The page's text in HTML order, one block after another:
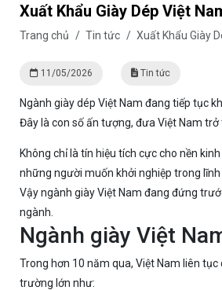
Xuất Khẩu Giày Dép Việt
Trang chủ / Tin tức / Xuất Khẩu Giày
11/05/2026 Tin tức
Ngành giày dép Việt Nam đang tiếp tục
Đây là con số ấn tượng, đưa Việt Nam
Không chỉ là tín hiệu tích cực cho nền
những người muốn khởi nghiệp trong
Vậy ngành giày Việt Nam đang đứng
ngành.
Ngành giày Việt
Trong hơn 10 năm qua, Việt Nam liên
trường lớn như: